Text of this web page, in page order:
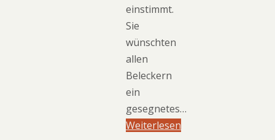
einstimmt.
Sie
wünschten
allen
Beleckern
ein
gesegnetes…
Weiterlesen